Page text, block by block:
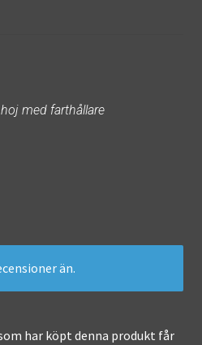
med farthållare
än.
har köpt denna produkt får